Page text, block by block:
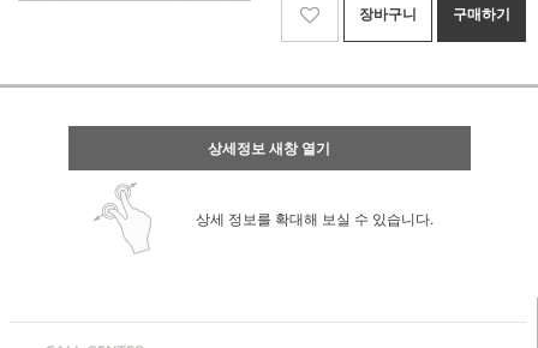
장바구니 구매하기
상세정보 새창 열기
상세 정보를 확대해 보실 수 있습니다.